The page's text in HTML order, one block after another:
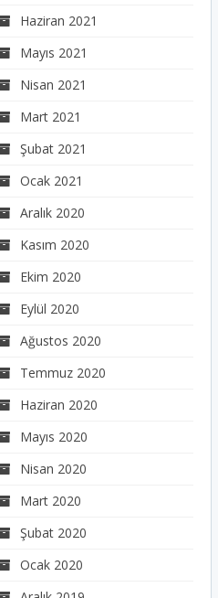
Haziran 2021
Mayıs 2021
Nisan 2021
Mart 2021
Şubat 2021
Ocak 2021
Aralık 2020
Kasım 2020
Ekim 2020
Eylül 2020
Ağustos 2020
Temmuz 2020
Haziran 2020
Mayıs 2020
Nisan 2020
Mart 2020
Şubat 2020
Ocak 2020